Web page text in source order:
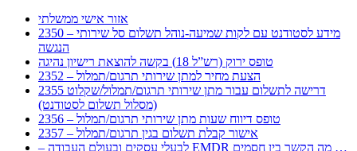
אזור אישי ממשלתי
2350 – מידע לסטודנט עם לקות שמיעה-נוהל תשלום סל שירותי
הנגשה
טופס ירוק (רש”ל 18) בקשה להוצאת רישיון נהיגה
2352 – הצעת מחיר למתן שירותי תרגום/תמלול
2355 דרישה לתשלום עבור מתן שירותי תרגום/תמלול/שקלוט
(מסלול תשלום לסטודנט)
2356 – טופס דיווח שעות מתן שירותי תרגום/תמלול
2357 – אישור קבלת תשלום בגין תרגום/תמלול
– לבעלי עסקים ובעולם העבודה EMDR מה הקשר בין חסמים …